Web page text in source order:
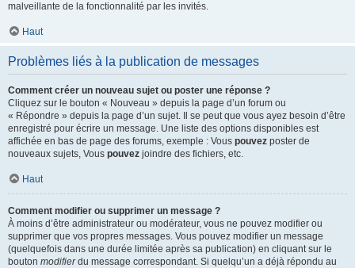
malveillante de la fonctionnalité par les invités.
Haut
Problèmes liés à la publication de messages
Comment créer un nouveau sujet ou poster une réponse ?
Cliquez sur le bouton « Nouveau » depuis la page d’un forum ou
« Répondre » depuis la page d’un sujet. Il se peut que vous ayez besoin d’être
enregistré pour écrire un message. Une liste des options disponibles est
affichée en bas de page des forums, exemple : Vous pouvez poster de
nouveaux sujets, Vous pouvez joindre des fichiers, etc.
Haut
Comment modifier ou supprimer un message ?
À moins d’être administrateur ou modérateur, vous ne pouvez modifier ou
supprimer que vos propres messages. Vous pouvez modifier un message
(quelquefois dans une durée limitée après sa publication) en cliquant sur le
bouton modifierdu message correspondant. Si quelqu’un a déjà répondu au